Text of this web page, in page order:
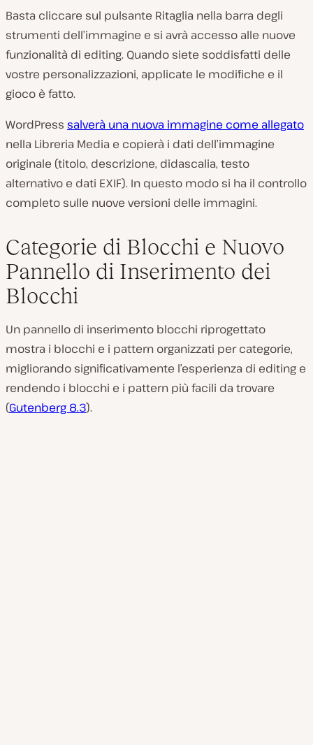
Basta cliccare sul pulsante Ritaglia nella barra degli
strumenti dell’immagine e si avrà accesso alle nuove
funzionalità di editing. Quando siete soddisfatti delle
vostre personalizzazioni, applicate le modifiche e il
gioco è fatto.
WordPress salverà una nuova immagine come allegato
nella Libreria Media e copierà i dati dell’immagine
originale (titolo, descrizione, didascalia, testo
alternativo e dati EXIF). In questo modo si ha il controllo
completo sulle nuove versioni delle immagini.
Categorie di Blocchi e Nuovo
Pannello di Inserimento dei
Blocchi
Un pannello di inserimento blocchi riprogettato
mostra i blocchi e i pattern organizzati per categorie,
migliorando significativamente l’esperienza di editing e
rendendo i blocchi e i pattern più facili da trovare
(Gutenberg 8.3).